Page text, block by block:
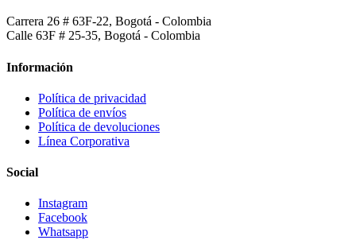
Carrera 26 # 63F-22, Bogotá - Colombia
Calle 63F # 25-35, Bogotá - Colombia
Información
Política de privacidad
Política de envíos
Política de devoluciones
Línea Corporativa
Social
Instagram
Facebook
Whatsapp